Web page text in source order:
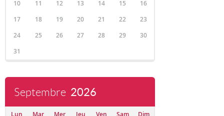
10
11 12 13 14 15
16
17
18 19 20 21 22
23
24
25 26 27 28 29
30
31
Septembre 2026
Lun Mar Mer Jeu Ven Sam
Dim